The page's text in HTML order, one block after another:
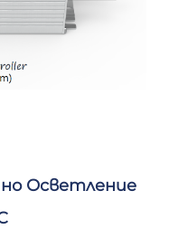
Осветление